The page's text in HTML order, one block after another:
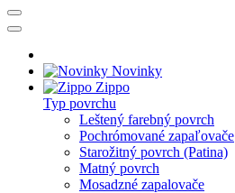
Novinky
Zippo
Typ povrchu
Leštený farebný povrch
Pochrómované zapaľovače
Starožitný povrch (Patina)
Matný povrch
Mosadzné zapalovače